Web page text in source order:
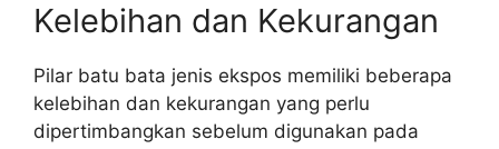
Kelebihan dan Kekurangan
Pilar batu bata jenis ekspos memiliki beberapa
kelebihan dan kekurangan yang perlu
dipertimbangkan sebelum digunakan pada